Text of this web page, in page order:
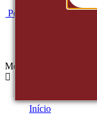
Portal do Cliente
Menu
Início